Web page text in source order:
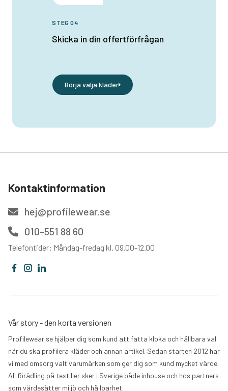
STEG 04
Skicka in din offertförfrågan
Börja välja kläder
Kontaktinformation
hej@profilewear.se
010-551 88 60
Telefontider: Måndag-fredag kl. 09.00-12.00
Vår story - den korta versionen
Profilewear.se hjälper dig som kund att fatta kloka och hållbara val
när du ska profilera kläder och annan artikel. Sedan starten 2012 har
vi med omsorg valt varumärken som ger dig som kund mycket värde.
All förädling på textilier sker i Sverige både inhouse och hos partners
som värdesätter miljö och hållbarhet.